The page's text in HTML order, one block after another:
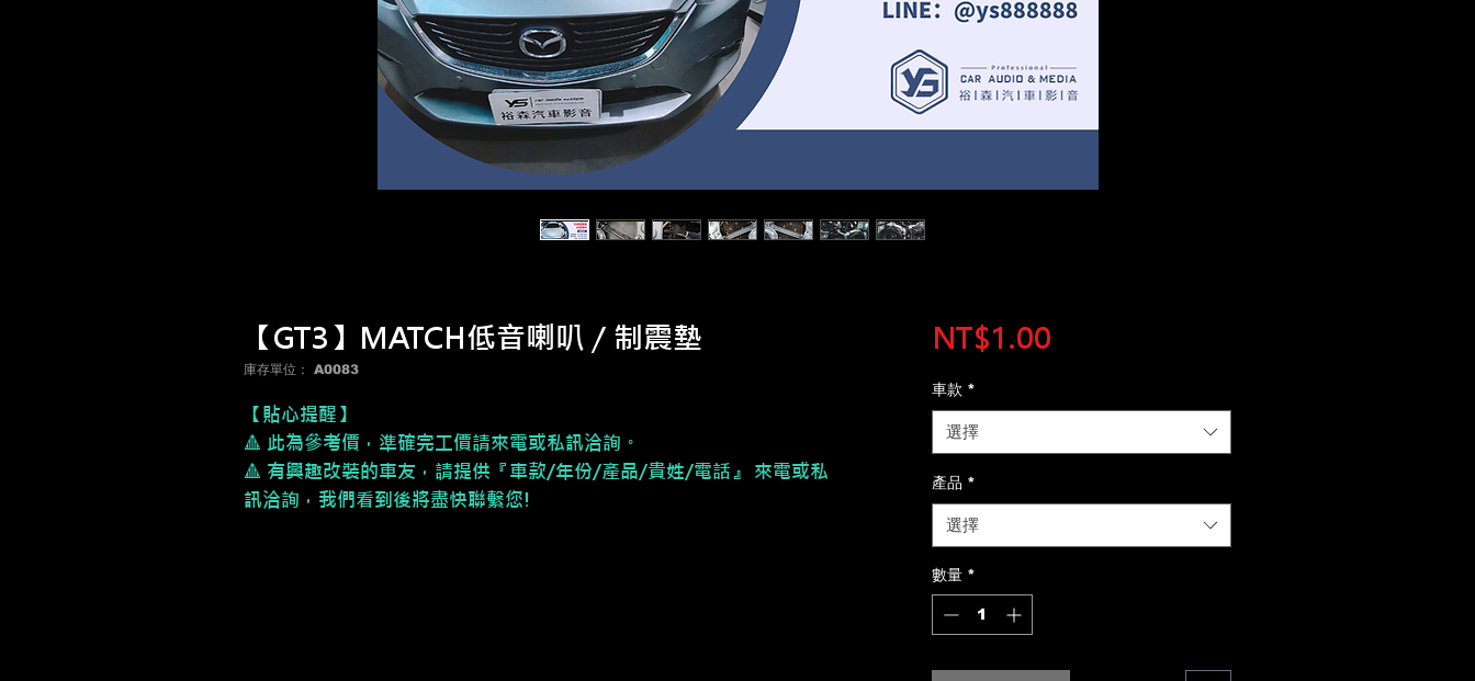
【GT3】MATCH低音喇叭 / 制震墊
庫存單位： A0083
【貼心提醒】
🔺 此為參考價，準確完工價請來電或私訊洽詢。
🔺 有興趣改裝的車友，請提供『車款/年份/產品/貴姓/電話』 來電或私
訊洽詢，我們看到後將盡快聯繫您!
NT$1.00價
車款 *
選擇
產品 *
選擇
數量 *